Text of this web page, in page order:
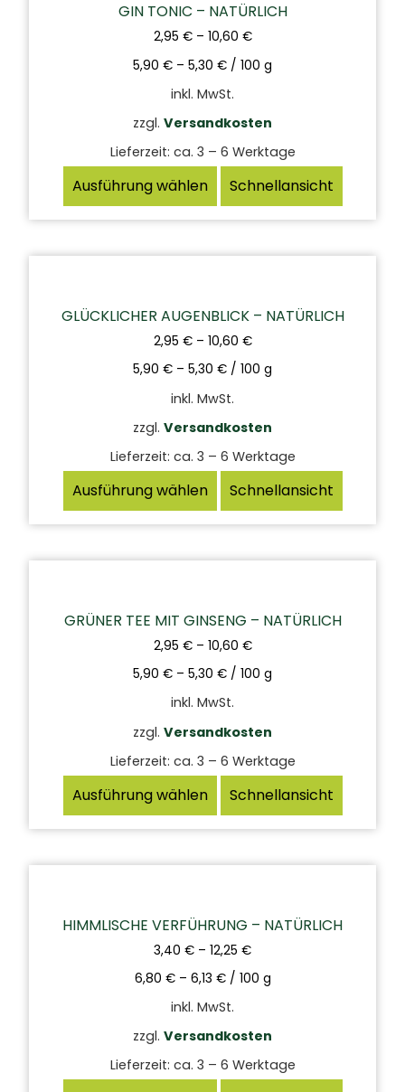
GIN TONIC – NATÜRLICH
2,95 €– 10,60 €
5,90 € – 5,30 € / 100 g
inkl. MwSt.
zzgl. Versandkosten
Lieferzeit: ca. 3 – 6 Werktage
Ausführung wählen Schnellansicht
GLÜCKLICHER AUGENBLICK – NATÜRLICH
2,95 €– 10,60 €
5,90 € – 5,30 € / 100 g
inkl. MwSt.
zzgl. Versandkosten
Lieferzeit: ca. 3 – 6 Werktage
Ausführung wählen Schnellansicht
GRÜNER TEE MIT GINSENG – NATÜRLICH
2,95 €– 10,60 €
5,90 € – 5,30 € / 100 g
inkl. MwSt.
zzgl. Versandkosten
Lieferzeit: ca. 3 – 6 Werktage
Ausführung wählen Schnellansicht
HIMMLISCHE VERFÜHRUNG – NATÜRLICH
3,40 € – 12,25 €
6,80 €– 6,13 €/ 100 g
inkl. MwSt.
zzgl. Versandkosten
Lieferzeit: ca. 3 – 6 Werktage